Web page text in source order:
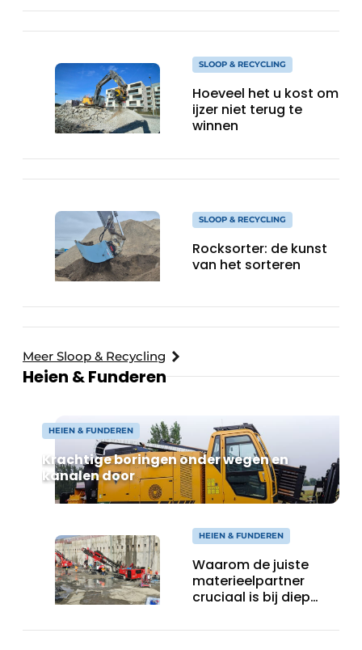
McCloskey
Environmental
SLOOP & RECYCLING
Hoeveel het u kost om
ijzer niet terug te
winnen
SLOOP & RECYCLING
Rocksorter: de kunst
van het sorteren
Meer Sloop & Recycling
Heien & Funderen
HEIEN & FUNDEREN
Krachtige boringen onder wegen en
kanalen door
HEIEN & FUNDEREN
Waarom de juiste
materieelpartner
cruciaal is bij diep